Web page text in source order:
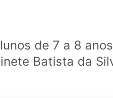
de 7 a 8
Batista da